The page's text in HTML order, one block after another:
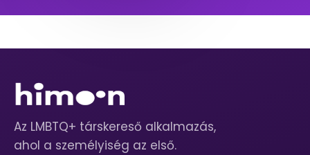
Az LMBTQ+ társkereső alkalmazás,
ahol a személyiség az első.